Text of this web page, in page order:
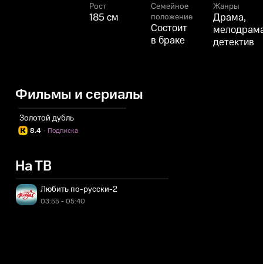
Рост
185 см
Семейное
положение
Состоит
в браке
Жанры
Драма,
детектив
Фильмы и сериалы
Золотой дубль
8.4 Подписка
·
На ТВ
Любить по-русски-2
03:55 - 05:40